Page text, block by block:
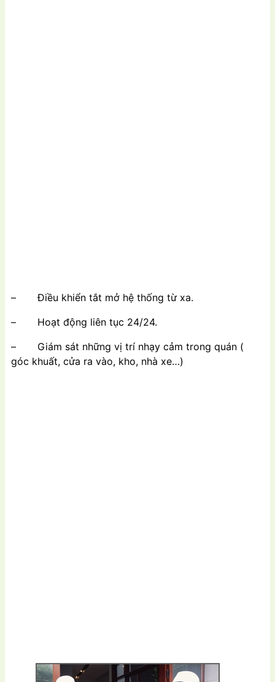
– Điều khiển tắt mở hệ thống từ xa.
– Hoạt động liên tục 24/24.
– Giám sát những vị trí nhạy cảm trong quán (
góc khuất, cửa ra vào, kho, nhà xe…)